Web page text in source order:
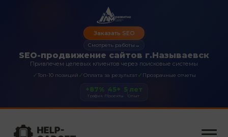
SEO-продвижение сайтов г.Называевск
Привлечем целевых клиентов через поисковые системы
✓Топ-10 позиций ✓Оплата за результат✓ Прозрачные отчеты
Заказать SEO
Смотреть работы →
+87%
Трафик
45+
Проекты
5 лет
Опыт